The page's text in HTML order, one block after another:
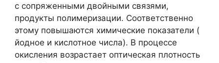
с сопряженными двойными связями,
продукты полимеризации. Соответственно
этому повышаются химические показатели (
йодное и кислотное числа). В процессе
окисления возрастает оптическая плотность